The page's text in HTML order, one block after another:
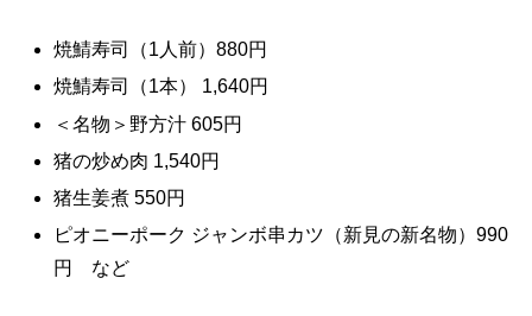
焼鯖寿司（1人前）880円
焼鯖寿司（1本） 1,640円
＜名物＞野方汁 605円
猪の炒め肉 1,540円
猪生姜煮 550円
ピオニーポーク ジャンボ串カツ（新見の新名物）990
円 など